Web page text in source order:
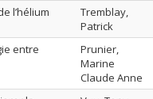
l’hélium
Tremblay,
Patrick
entre
Prunier,
Marine
Claude Anne